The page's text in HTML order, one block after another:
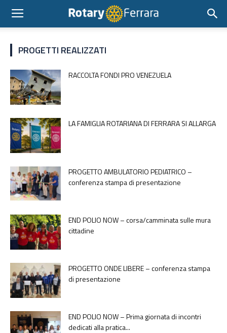
PROGETTI REALIZZATI
RACCOLTA FONDI PRO VENEZUELA
LA FAMIGLIA ROTARIANA DI FERRARA SI ALLARGA
PROGETTO AMBULATORIO PEDIATRICO –
conferenza stampa di presentazione
END POLIO NOW – corsa/camminata sulle mura
cittadine
PROGETTO ONDE LIBERE – conferenza stampa
di presentazione
END POLIO NOW – Prima giornata di incontri
dedicati alla pratica...